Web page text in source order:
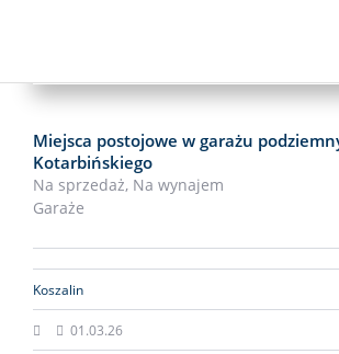
Miejsca postojowe w garażu
Kotarbińskiego
Na sprzedaż, Na wynajem
Garaże
Koszalin
01.03.26